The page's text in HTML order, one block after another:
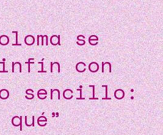
se
con
sencillo: